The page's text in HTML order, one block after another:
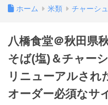
ホーム 米類 チャーシ
八橋食堂＠秋田県
そば(塩)＆チャー
リニューアルされ
オーダー必須なサ